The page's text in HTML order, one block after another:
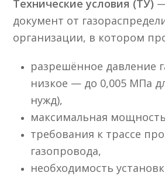
Технические условия (ТУ)
документ от
организации, в котором
разрешённое давление
низкое — до 0,005 МПа
нужд),
максимальная
требования к трассе
газопровода,
необходимость